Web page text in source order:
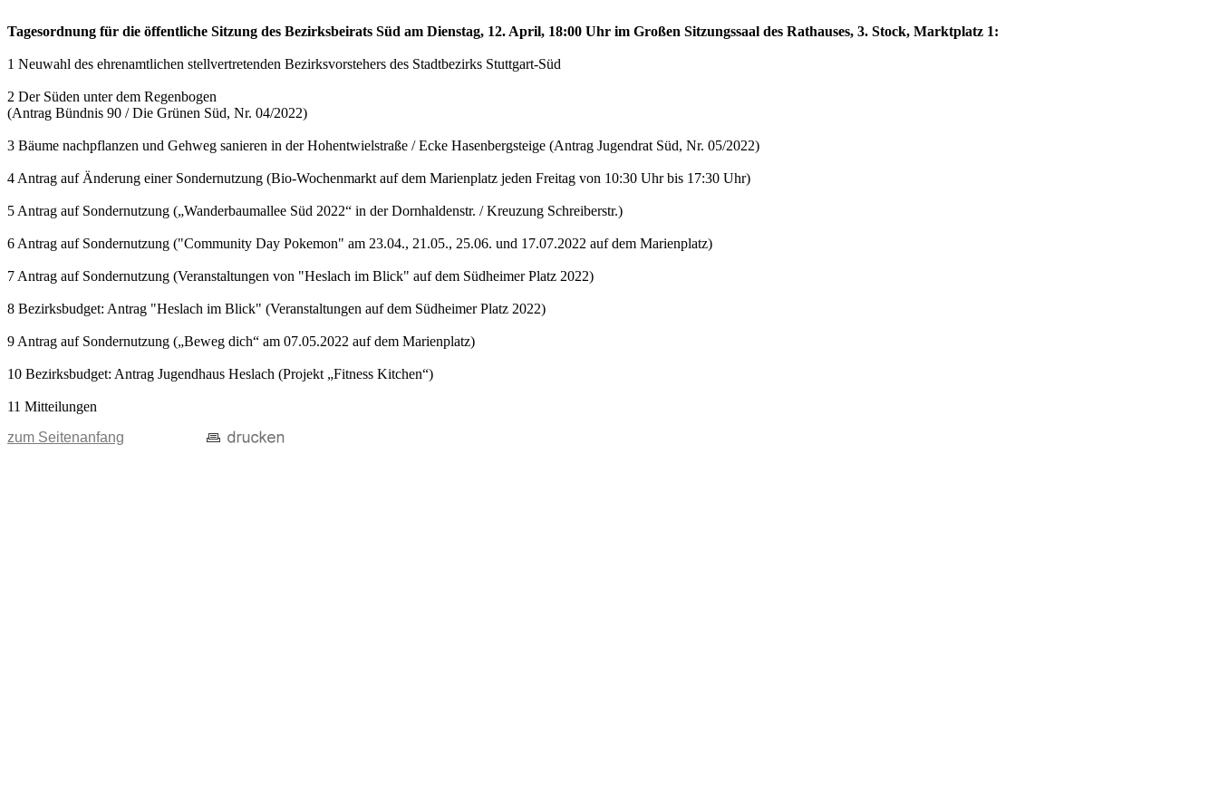
Tagesordnung für die öffentliche Sitzung des Bezirksbeirats Süd am Dienstag, 12. April, 18:00 Uhr im Großen Sitzungssaal des Rathauses, 3. Stock, Marktplatz 1:
1 Neuwahl des ehrenamtlichen stellvertretenden Bezirksvorstehers des Stadtbezirks Stuttgart-Süd
2 Der Süden unter dem Regenbogen
(Antrag Bündnis 90 / Die Grünen Süd, Nr. 04/2022)
3 Bäume nachpflanzen und Gehweg sanieren in der Hohentwielstraße / Ecke Hasenbergsteige (Antrag Jugendrat Süd, Nr. 05/2022)
4 Antrag auf Änderung einer Sondernutzung (Bio-Wochenmarkt auf dem Marienplatz jeden Freitag von 10:30 Uhr bis 17:30 Uhr)
5 Antrag auf Sondernutzung („Wanderbaumallee Süd 2022“ in der Dornhaldenstr. / Kreuzung Schreiberstr.)
6 Antrag auf Sondernutzung ("Community Day Pokemon" am 23.04., 21.05., 25.06. und 17.07.2022 auf dem Marienplatz)
7 Antrag auf Sondernutzung (Veranstaltungen von "Heslach im Blick" auf dem Südheimer Platz 2022)
8 Bezirksbudget: Antrag "Heslach im Blick" (Veranstaltungen auf dem Südheimer Platz 2022)
9 Antrag auf Sondernutzung („Beweg dich“ am 07.05.2022 auf dem Marienplatz)
10 Bezirksbudget: Antrag Jugendhaus Heslach (Projekt „Fitness Kitchen“)
11 Mitteilungen
zum Seitenanfang